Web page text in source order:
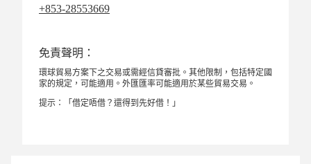
+853-28553669
免責聲明：
環球貿易方案下之交易或需經信貸審批。其他限制，包括特定國
家的規定，可能適用。外匯匯率可能適用於某些貿易交易。
提示：「借定唔借？還得到先好借！」